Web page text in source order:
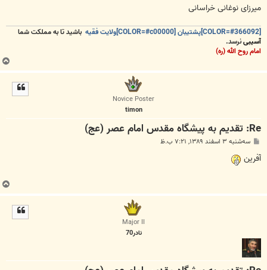
میرزای نوغانی خراسانی
باشید تا به مملکت شما
آسیبینرسد.
امام روح الله (ره)
ب
ا
Novice Poster
timon
Re: تقدیم به پیشگاه مقدس امام عصر (عج)
پ
ت
سه‌شنبه ۳ اسفند ۱۳۸۹, ۷:۲۱ ب.ظ
آفرین
ب
ا
Major II
نادر70